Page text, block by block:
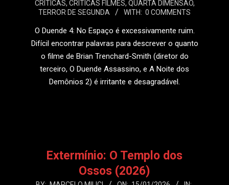
01-
CRÍTICAS, CRÍTICAS FILMES, QUARTA DIMENSÃO,
TERROR DE SEGUNDA
WITH: 0 COMMENTS
O Duende 4: No Espaço é excessivamente ruim.
Difícil encontrar palavras para descrever o quanto
o filme de Brian Trenchard-Smith (diretor do
terceiro, O Duende Assassino, e A Noite dos
Demônios 2) é irritante e desagradável.
Extermínio: O Templo dos
Ossos (2026)